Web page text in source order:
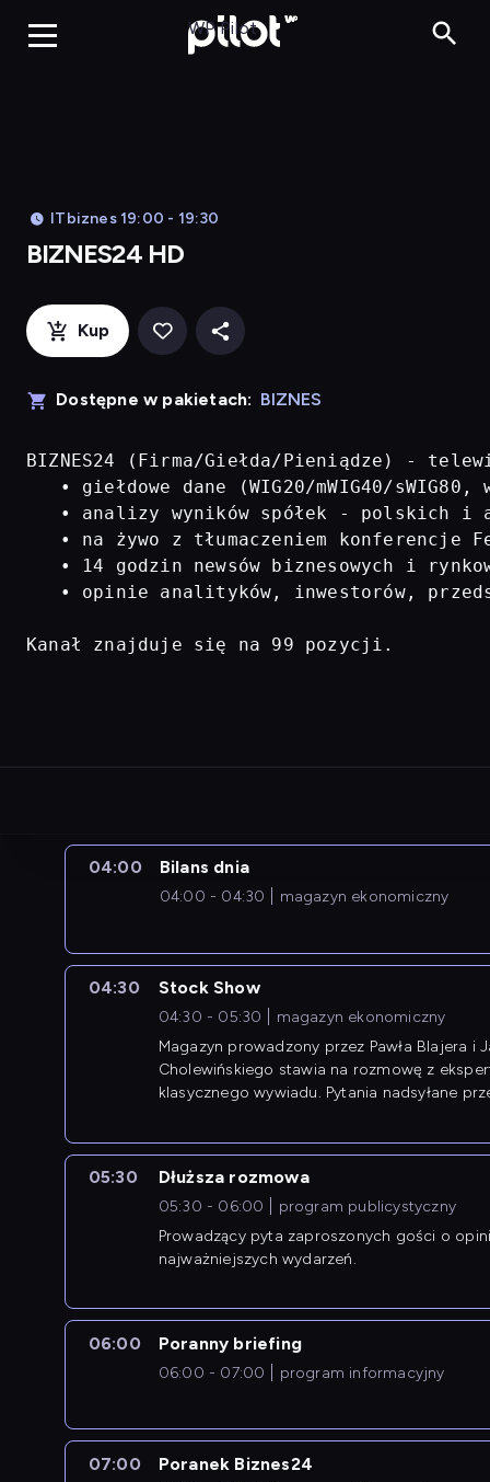
WP Pilot
ITbiznes 19:00 - 19:30
BIZNES24 HD
Kup
Dostępne w pakietach: BIZNES
BIZNES24 (Firma/Giełda/Pieniądze) -
• giełdowe dane (WIG20/mWIG40/
• analizy wyników spółek - polskich i
• na żywo z tłumaczeniem konferencje
• 14 godzin newsów biznesowych i
• opinie analityków, inwestorów,
Kanał znajduje się na 99 pozycji.
04:00 Bilans dnia
04:00 - 04:30 magazyn ekonomiczny
04:30 Stock Show
04:30 - 05:30
magazyn ekonomiczny
Magazyn prowadzony przez Pawła Blajera i
Cholewińskiego stawia na rozmowę z
klasycznego wywiadu. Pytania nadsyłane
05:30 Dłuższa rozmowa
05:30 - 06:00
program publicystyczny
Prowadzący pyta zaproszonych gości o
najważniejszych wydarzeń.
06:00 Poranny briefing
06:00 - 07:00 program informacyjny
07:00 Poranek Biznes24